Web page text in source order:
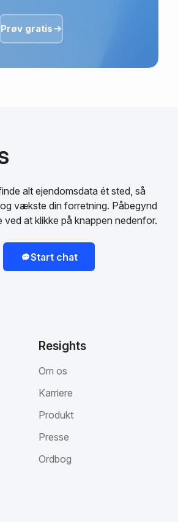
Prøv gratis
alt ejendomsdata ét sted, så
vækste din forretning. Påbegynd
ved at klikke på knappen nedenfor.
Start chat
Resights
Om os
Karriere
Produkt
Presse
Ordbog